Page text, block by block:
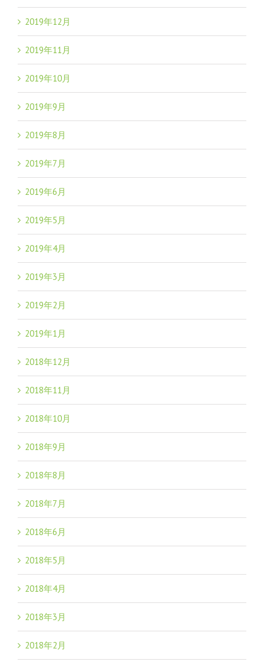
2019年12月
2019年11月
2019年10月
2019年9月
2019年8月
2019年7月
2019年6月
2019年5月
2019年4月
2019年3月
2019年2月
2019年1月
2018年12月
2018年11月
2018年10月
2018年9月
2018年8月
2018年7月
2018年6月
2018年5月
2018年4月
2018年3月
2018年2月